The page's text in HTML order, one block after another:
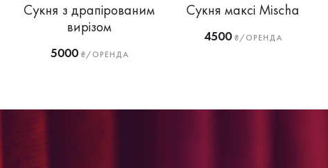
Сукня з драпірованим
вирізом
5000₴/ОРЕНДА
Сукня максі Mischa
4500₴/ОРЕНДА